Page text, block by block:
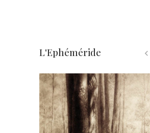
L'Ephéméride